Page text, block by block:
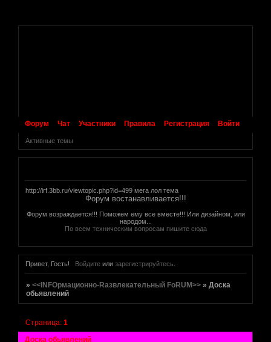
Форум Чат Участники Правила Регистрация Войти
Активные темы
http://irf.3bb.ru/viewtopic.php?id=499 мега лол тема
Форум востанавливается!!!
Форум возраждается!!! Поможем ему все вместе!!! Или дизайном, или
народом...
По всем техническим вопросам пишите сюда
Привет, Гость! Войдитеили зарегистрируйтесь.
»<<INFOрмационно-Rазвлекательный FoRUM>> »Доска
обьявлений
Доска обьявлений
Страница:1